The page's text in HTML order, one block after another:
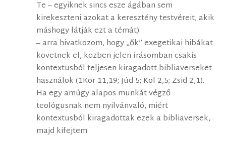
Te – egyiknek sincs esze ágában sem
kirekeszteni azokat a keresztény testvéreit, akik
máshogy látják ezt a témát).
– arra hivatkozom, hogy „ők” exegetikai hibákat
követnek el, közben jelen írásomban csakis
kontextusból teljesen kiragadott bibliaverseket
használok (1Kor 11,19; Júd 5; Kol 2,5; Zsid 2,1).
Ha egy amúgy alapos munkát végző
teológusnak nem nyilvánvaló, miért
kontextusból kiragadottak ezek a bibliaversek,
majd kifejtem.